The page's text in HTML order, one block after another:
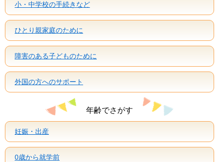
小・中学校の手続きなど
ひとり親家庭のために
障害のある子どものために
外国の方へのサポート
年齢でさがす
妊娠・出産
0歳から就学前